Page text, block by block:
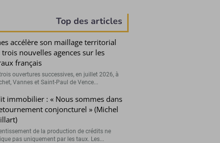
Top des articles
accélère son maillage territorial
trois nouvelles agences sur les
français
ouvertures successives, en juillet 2026, à
Vannes et Saint-Paul de Vence...
immobilier : « Nous sommes dans
conjoncturel » (Michel
de la production de crédits ne
pas uniquement par les taux. Les...